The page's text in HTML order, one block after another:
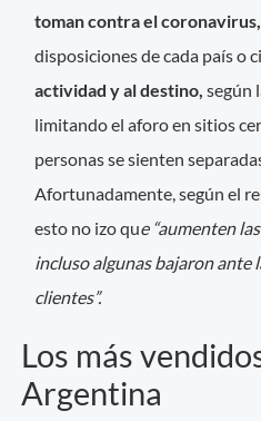
toman contra el coronavirus,
disposiciones de cada país o
actividad y al destino, según
limitando el aforo en sitios
personas se sienten
Afortunadamente, según el
esto no izo que “aumenten
incluso algunas bajaron ante
clientes”.
Los más
Argentina